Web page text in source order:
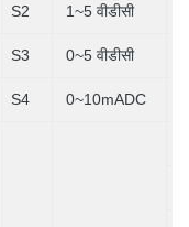
S2 1~5 वीडीसी
S3 0~5 वीडीसी
S4 0~10mADC